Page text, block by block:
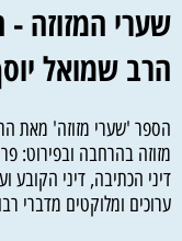
שערי המזוזה -
הרב שמואל
הספר 'שערי מזוזה' מאת
מזוזה בהרחבה ובפירוט:
דיני הכתיבה, דיני הקובע
ערוכים ומלוקטים מדברי